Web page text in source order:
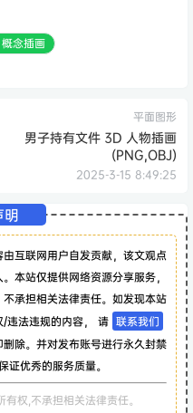
概念插画
平面图形
男子持有文件 3D 人物插画
(PNG,OBJ)
2025-3-15 8:49:25
明
互联网用户自发贡献，该文观点
本站仅提供网络资源分享服务，
承担相关法律责任。如发现本站
/违法违规的内容， 请 联系我们
除。并对发布账号进行永久封禁
证优秀的服务质量。
权,不承担相关法律责任。